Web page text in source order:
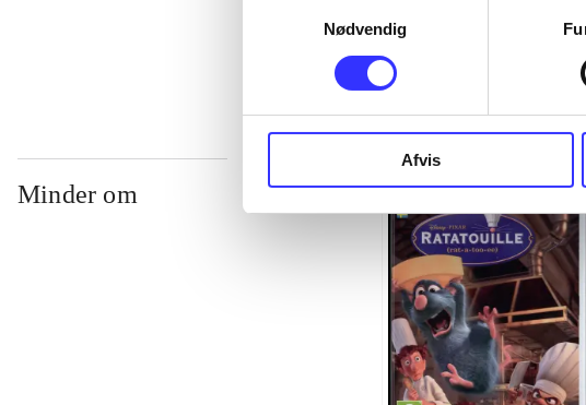
Nødvendig
Afvis
...
Minder om